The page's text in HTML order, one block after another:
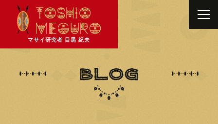
マサイ研究者 目黒 紀夫